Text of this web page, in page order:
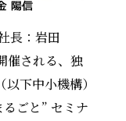
長：岩田
催される、独
下中小機構）
ごと” セミナ